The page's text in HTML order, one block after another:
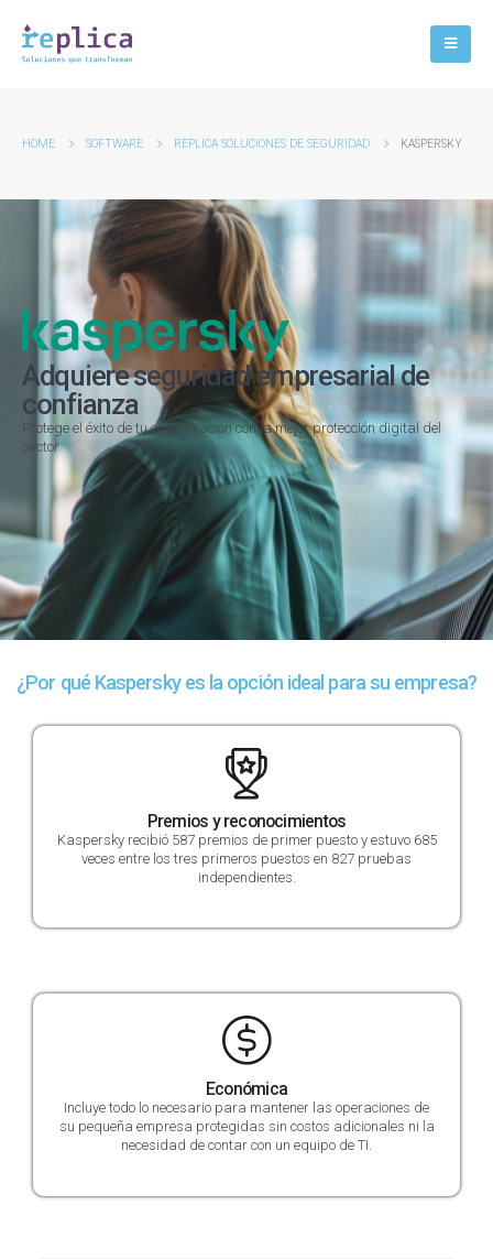
HOME SOFTWARE REPLICA SOLUCIONES DE SEGURIDAD KASPERSKY
Adquiere seguridad empresarial de
confianza
Protege el éxito de tu organización con la mejor protección digital del
sector.
¿Por qué Kaspersky es la opción ideal para su empresa?
Premios y reconocimientos
Kaspersky recibió 587 premios de primer puesto y estuvo 685
veces entre los tres primeros puestos en 827 pruebas
independientes.
Económica
Incluye todo lo necesario para mantener las operaciones de
su pequeña empresa protegidas sin costos adicionales ni la
necesidad de contar con un equipo de TI.